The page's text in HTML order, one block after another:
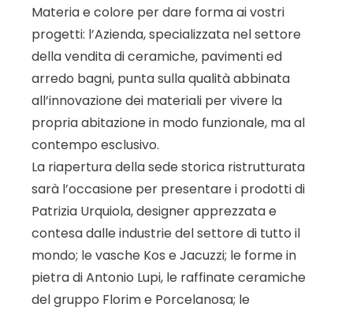
Materia e colore per dare forma ai vostri
progetti: l’Azienda, specializzata nel settore
della vendita di ceramiche, pavimenti ed
arredo bagni, punta sulla qualità abbinata
all’innovazione dei materiali per vivere la
propria abitazione in modo funzionale, ma al
contempo esclusivo.
La riapertura della sede storica ristrutturata
sarà l’occasione per presentare i prodotti di
Patrizia Urquiola, designer apprezzata e
contesa dalle industrie del settore di tutto il
mondo; le vasche Kos e Jacuzzi; le forme in
pietra di Antonio Lupi, le raffinate ceramiche
del gruppo Florim e Porcelanosa; le